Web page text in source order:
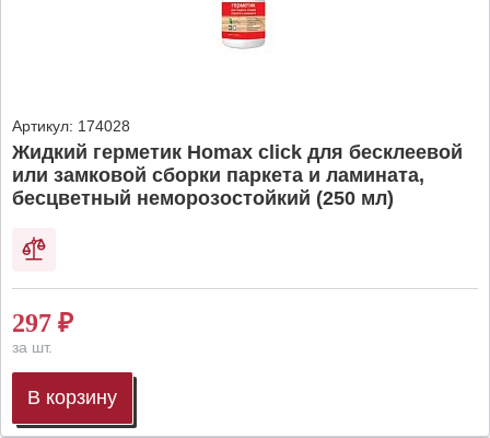
Артикул: 174028
Жидкий герметик Homax click для бесклеевой
или замковой сборки паркета и ламината,
бесцветный неморозостойкий (250 мл)
297 ₽
за шт.
В корзину